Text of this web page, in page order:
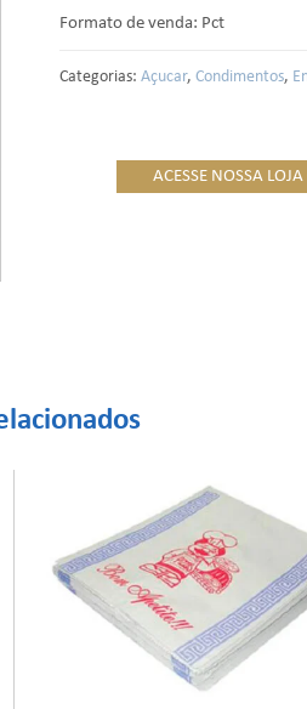
Formato de venda: Pct
Categorias: Açucar, Condimentos,
ACESSE NOSSA